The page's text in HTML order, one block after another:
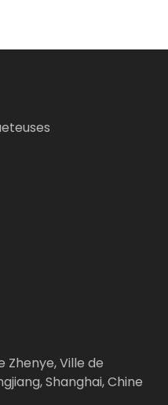
Zhenye, Ville de
Shanghai, Chine